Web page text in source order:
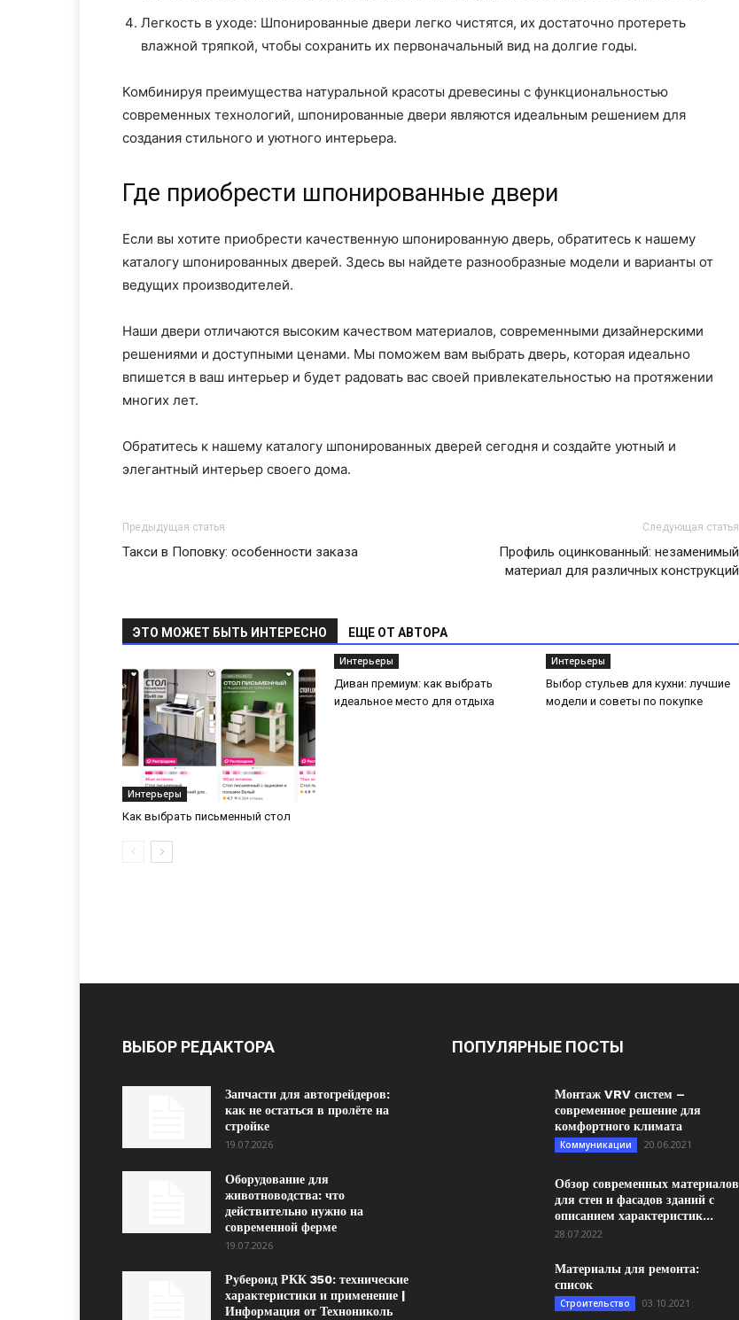
Легкость в уходе: Шпонированные двери легко чистятся, их достаточно протереть
влажной тряпкой, чтобы сохранить их первоначальный вид на долгие годы.
Комбинируя преимущества натуральной красоты древесины с функциональностью
современных технологий, шпонированные двери являются идеальным решением для
создания стильного и уютного интерьера.
Где приобрести шпонированные двери
Если вы хотите приобрести качественную шпонированную дверь, обратитесь к нашему
каталогу шпонированных дверей. Здесь вы найдете разнообразные модели и варианты от
ведущих производителей.
Наши двери отличаются высоким качеством материалов, современными дизайнерскими
решениями и доступными ценами. Мы поможем вам выбрать дверь, которая идеально
впишется в ваш интерьер и будет радовать вас своей привлекательностью на протяжении
многих лет.
Обратитесь к нашему каталогу шпонированных дверей сегодня и создайте уютный и
элегантный интерьер своего дома.
Предыдущая статья
Такси в Поповку: особенности заказа
Следующая статья
Профиль оцинкованный: незаменимый
материал для различных конструкций
ЭТО МОЖЕТ БЫТЬ ИНТЕРЕСНО ЕЩЕ ОТ АВТОРА
Интерьеры
Как выбрать письменный стол
Интерьеры
Диван премиум: как выбрать
идеальное место для отдыха
Интерьеры
Выбор стульев для кухни: лучшие
модели и советы по покупке
ВЫБОР РЕДАКТОРА
Запчасти для автогрейдеров:
как не остаться в пролёте на
стройке
19.07.2026
Оборудование для
животноводства: что
действительно нужно на
современной ферме
19.07.2026
Рубероид РКК 350: технические
характеристики и применение |
Информация от Технониколь
ПОПУЛЯРНЫЕ ПОСТЫ
Монтаж VRV систем –
современное решение для
комфортного климата
Коммуникации 20.06.2021
Обзор современных материалов
для стен и фасадов зданий с
описанием характеристик...
28.07.2022
Материалы для ремонта:
список
Строительство 03.10.2021